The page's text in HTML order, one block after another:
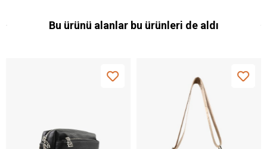
Bu ürünü alanlar bu ürünleri de aldı